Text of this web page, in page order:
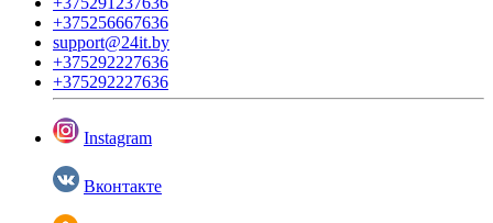
+375256667636
support@24it.by
+375292227636
+375292227636
Instagram
Вконтакте